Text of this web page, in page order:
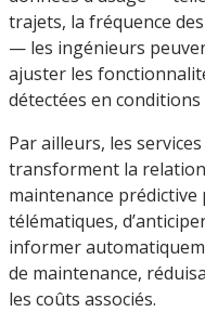
trajets, la fréquence
— les ingénieurs
ajuster les
détectées en
Par ailleurs, les
transforment la
maintenance
télématiques,
informer
de maintenance,
les coûts associés.